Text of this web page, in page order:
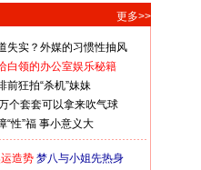
更多>>
失实？外媒的习惯性抽风
白领的办公室娱乐秘籍
前狂拍“杀机”妹妹
个套套可以拿来吹气球
“性”福 事小意义大
造势 梦八与小姐先热身